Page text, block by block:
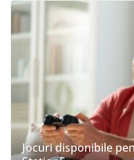
Jocuri disponibile